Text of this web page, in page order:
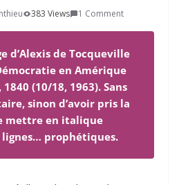
383 Views 1 Comment
d’Alexis de Tocqueville
en Amérique
(10/18, 1963). Sans
sinon d’avoir pris la
mettre en italique
prophétiques.